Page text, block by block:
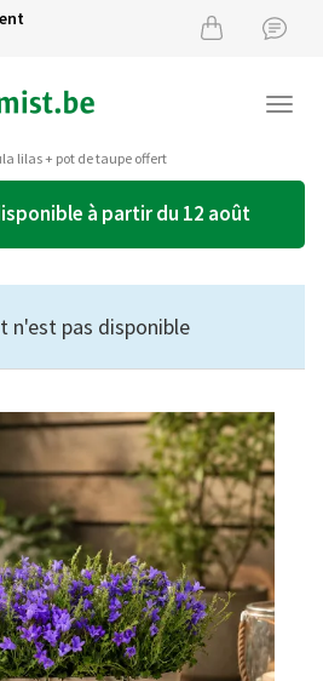
lilas + pot de taupe offert
à partir du 12 août
n'est pas disponible